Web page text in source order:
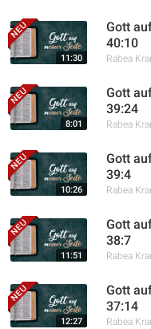
11:30
Gott
40:10
Rabea
8:01
Gott
39:24
Rabea
10:26
Gott
39:4
Rabea
11:51
Gott
38:7
Rabea
12:27
Gott
37:14
Rabea